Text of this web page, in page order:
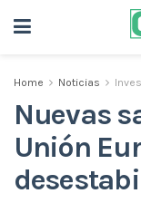
Home Noticias
Nuevas
Unión